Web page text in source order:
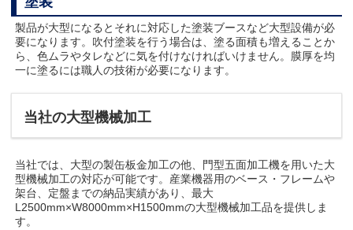
製品が大型になるとそれに対応した塗装ブースなど大型設備が必
要になります。吹付塗装を行う場合は、塗る面積も増えることか
ら、色ムラやタレなどに気を付けなければいけません。膜厚を均
一に塗るには職人の技術が必要になります。
当社の大型機械加工
当社では、大型の製缶板金加工の他、門型五面加工機を用いた大
型機械加工の対応が可能です。産業機器用のベース・フレームや
架台、定盤までの納品実績があり、最大
L2500mm×W8000mm×H1500mmの大型機械加工品を提供しま
す。